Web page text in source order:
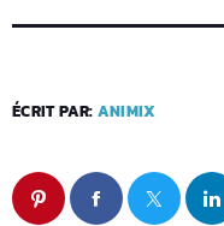
ÉCRIT PAR: ANIMIX